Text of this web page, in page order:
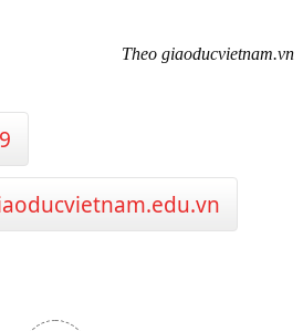
Theo giaoducvietnam.vn